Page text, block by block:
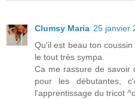
Clumsy Maria 25 janvier
Qu'il est beau ton
le tout très sympa.
Ca me rassure de savoir
pour les débutantes,
l'apprentissage du tricot